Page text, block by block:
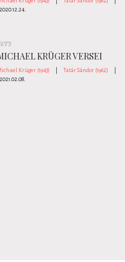
2020.12.24.
KRÜGER VERSEI
Krüger (1943) Tatár Sándor (1962)
2021.02.08.